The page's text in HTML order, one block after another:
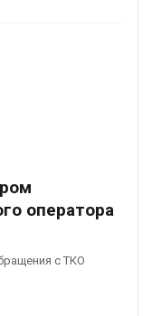
оператора
с ТКО